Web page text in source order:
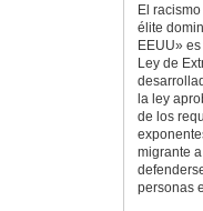
El
élite
EEUU»
Ley de
la ley
de los
migrante
personas